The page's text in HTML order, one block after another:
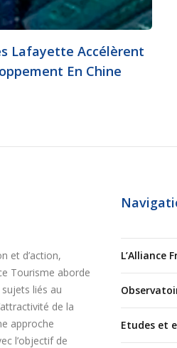
Lafayette Accélèrent
En Chine
et d’action,
Tourisme aborde
sujets liés au
de la
approche
l’objectif de
L’Alliance
Etudes et